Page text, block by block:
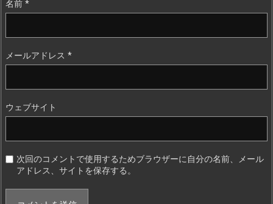
名前 *
メールアドレス *
ウェブサイト
次回のコメントで使用するためブラウザーに自分の名前、メール
アドレス、サイトを保存する。